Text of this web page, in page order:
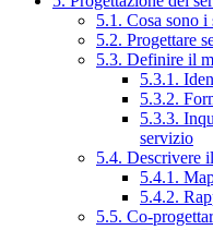
5.1. Cosa sono
5.2. Progettare
5.3. Definire il
5.3.1.
5.3.2.
5.3.3.
servizio
5.4. Descrivere
5.4.1.
5.4.2.
5.5. Co-